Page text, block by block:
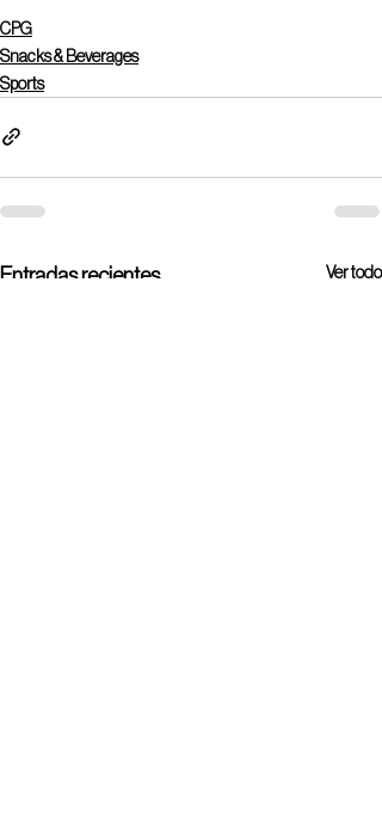
CPG
Snacks & Beverages
Sports
Entradas recientes Ver todo